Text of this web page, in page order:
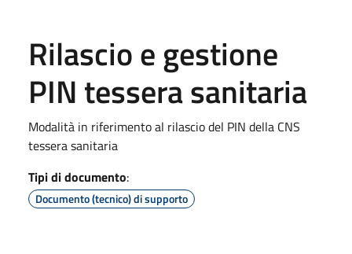
Rilascio e gestione
PIN tessera sanitaria
Modalità in riferimento al rilascio del PIN della CNS
tessera sanitaria
Tipi di documento:
Documento (tecnico) di supporto